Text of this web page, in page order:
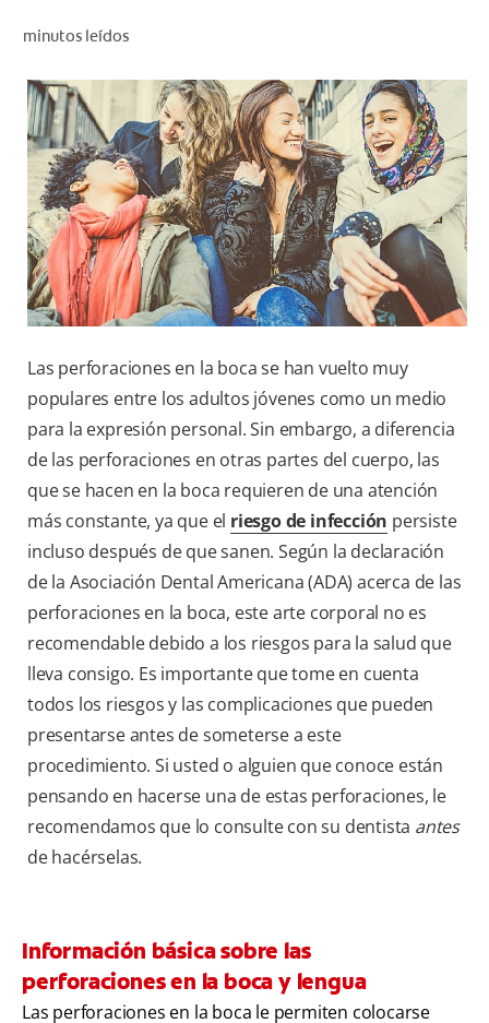
PARA PROFESIONALES
CUPONES
DÓNDE COMPRAR
BO (ES)
minutos leídos
Las perforaciones en la boca se han vuelto muy
populares entre los adultos jóvenes como un medio
para la expresión personal. Sin embargo, a diferencia
de las perforaciones en otras partes del cuerpo, las
que se hacen en la boca requieren de una atención
más constante, ya que el riesgo de infección persiste
incluso después de que sanen. Según la declaración
de la Asociación Dental Americana (ADA) acerca de las
perforaciones en la boca, este arte corporal no es
recomendable debido a los riesgos para la salud que
lleva consigo. Es importante que tome en cuenta
todos los riesgos y las complicaciones que pueden
presentarse antes de someterse a este
procedimiento. Si usted o alguien que conoce están
pensando en hacerse una de estas perforaciones, le
recomendamos que lo consulte con su dentista antes
de hacérselas.
Información básica sobre las
perforaciones en la boca y lengua
Las perforaciones en la boca le permiten colocarse